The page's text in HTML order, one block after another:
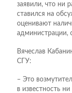
заявили, что ни
ставился на
оценивают
администрации,
Вячеслав
СГУ:
– Это
в известность